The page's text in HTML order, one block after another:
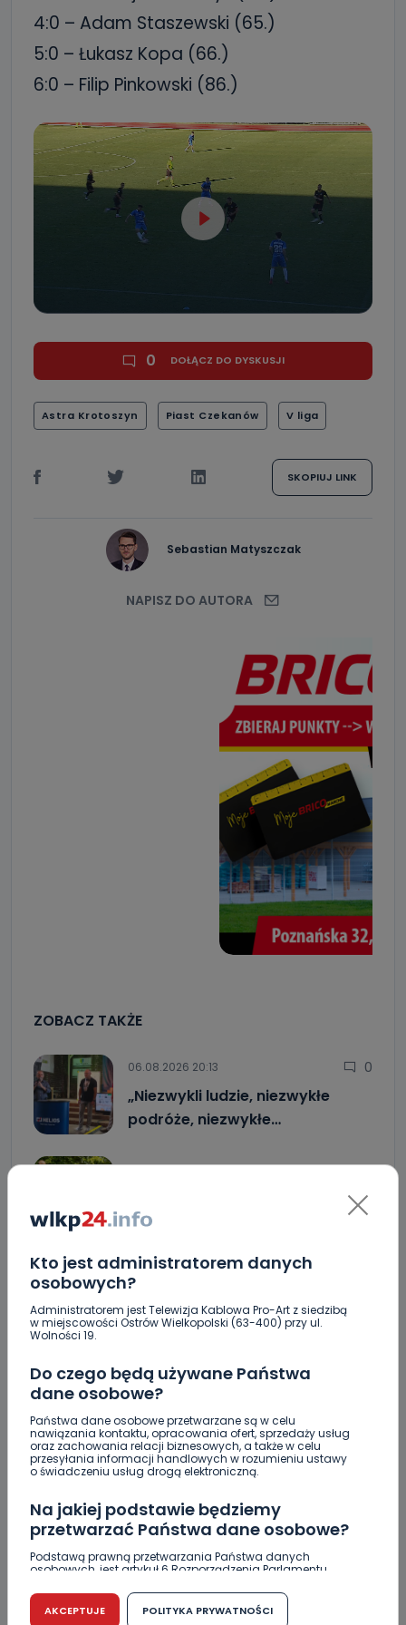
Kto jest administratorem danych
osobowych?
Administratorem jest Telewizja Kablowa Pro-Art z siedzibą
w miejscowości Ostrów Wielkopolski (63-400) przy ul.
Wolności 19.
Do czego będą używane Państwa
dane osobowe?
Państwa dane osobowe przetwarzane są w celu
nawiązania kontaktu, opracowania ofert, sprzedaży usług
oraz zachowania relacji biznesowych, a także w celu
przesyłania informacji handlowych w rozumieniu ustawy
o świadczeniu usług drogą elektroniczną.
Na jakiej podstawie będziemy
przetwarzać Państwa dane osobowe?
Podstawą prawną przetwarzania Państwa danych
osobowych, jest artykuł 6 Rozporządzenia Parlamentu
r. w sprawie ochrony osób fizycznych w związku z
przetwarzaniem danych osobowych w sprawie
swobodnego przepływu takich danych oraz uchylenia
AKCEPTUJE POLITYKA PRYWATNOŚCI
4:0 – Adam Staszewski (65.)
5:0 – Łukasz Kopa (66.)
6:0 – Filip Pinkowski (86.)
0 DOŁĄCZ DO DYSKUSJI
Astra Krotoszyn Piast Czekanów V liga
SKOPIUJ LINK
Sebastian Matyszczak
NAPISZ DO AUTORA
ZOBACZ TAKŻE
06.08.2026 20:13 0
„Niezwykli ludzie, niezwykłe
podróże, niezwykłe…
Jak prawidłowo kosić trawę w…
06.08.2026 17:02
Zderzenie kilku aut na DK25.…
Zaginiona nastolatka. Policja czeka na
informacje
Miał blisko 3 promile, odmówił składania
wyjaśnień. Nieoficjalnie: to kaliski urzędnik
Drugie podejście. Podpisano umowę na
Z Krotoszyna do Wrocławia. Krótka ucieczka przed
policją
Czysty magnez z potasem – dlaczego warto
zajrzeć do wyników z laboratorium?